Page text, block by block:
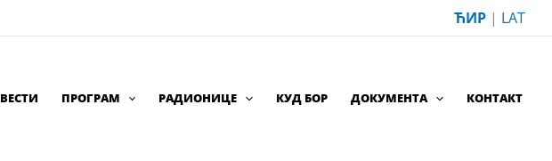
ЋИР | LAT
ВЕСТИ ПРОГРАМ РАДИОНИЦЕ КУД БОР ДОКУМЕНТА КОНТАКТ